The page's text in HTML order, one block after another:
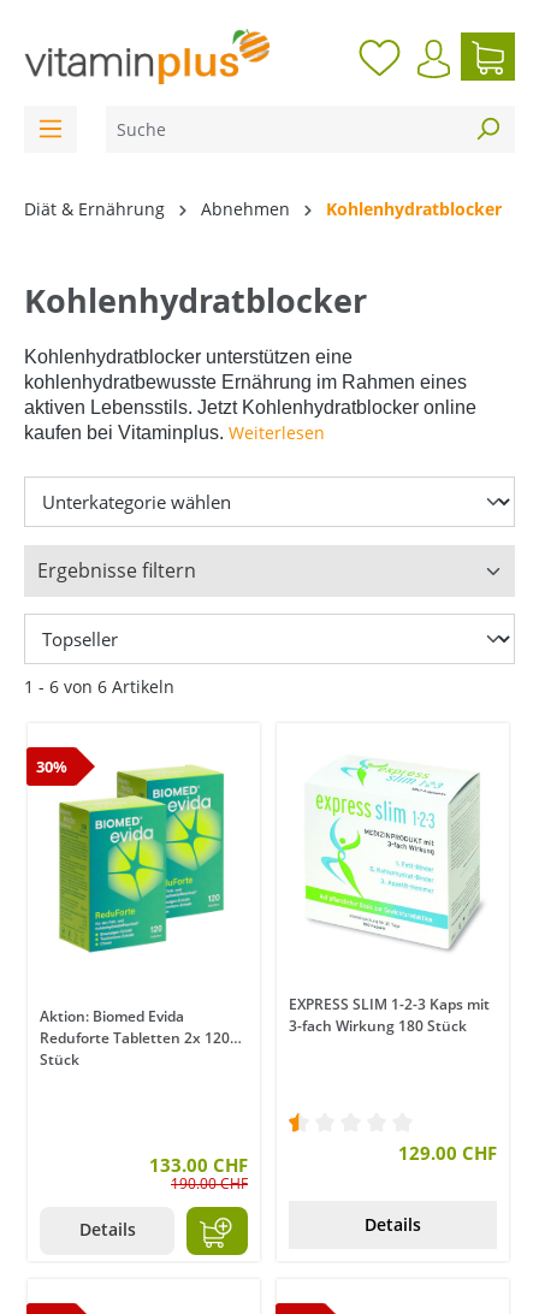
Diät & Ernährung Abnehmen Kohlenhydratblocker
Kohlenhydratblocker
Kohlenhydratblocker unterstützen eine
kohlenhydratbewusste Ernährung im Rahmen eines
aktiven Lebensstils. Jetzt Kohlenhydratblocker online
kaufen bei Vitaminplus. Weiterlesen
Ergebnisse filtern
1 - 6 von 6 Artikeln
30%
Aktion: Biomed Evida
Reduforte Tabletten 2x 120
Stück
133.00 CHF
190.00 CHF
Details
EXPRESS SLIM 1-2-3 Kaps mit
3-fach Wirkung 180 Stück
Durchschnittliche
129.00 CHF
Details